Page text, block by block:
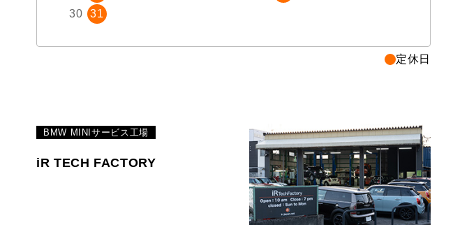
30
31
定休日
BMW MINIサービス工場
iR TECH FACTORY